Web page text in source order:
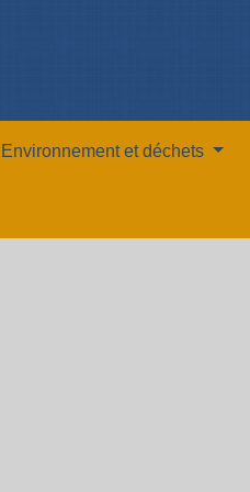
Environnement et déchets